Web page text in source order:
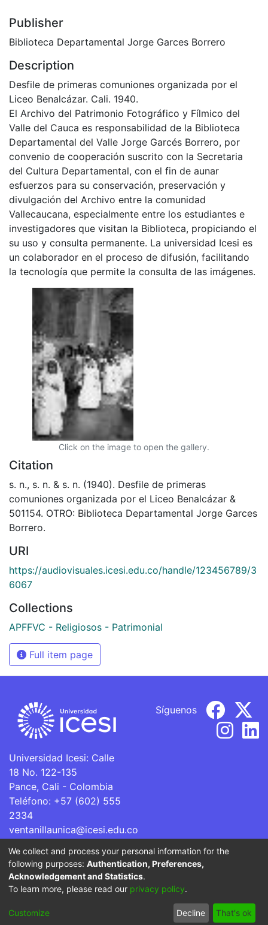
Publisher
Biblioteca Departamental Jorge Garces Borrero
Description
Desfile de primeras comuniones organizada por el
Liceo Benalcázar. Cali. 1940.
El Archivo del Patrimonio Fotográfico y Fílmico del
Valle del Cauca es responsabilidad de la Biblioteca
Departamental del Valle Jorge Garcés Borrero, por
convenio de cooperación suscrito con la Secretaria
del Cultura Departamental, con el fin de aunar
esfuerzos para su conservación, preservación y
divulgación del Archivo entre la comunidad
Vallecaucana, especialmente entre los estudiantes e
investigadores que visitan la Biblioteca, propiciando el
su uso y consulta permanente. La universidad Icesi es
un colaborador en el proceso de difusión, facilitando
la tecnología que permite la consulta de las imágenes.
Click on the image to open the gallery.
Citation
s. n., s. n. & s. n. (1940). Desfile de primeras
comuniones organizada por el Liceo Benalcázar &
501154. OTRO: Biblioteca Departamental Jorge Garces
Borrero.
URI
https://audiovisuales.icesi.edu.co/handle/123456789/3
6067
Collections
APFFVC - Religiosos - Patrimonial
Full item page
Universidad Icesi: Calle
18 No. 122-135
Pance, Cali - Colombia
Teléfono: +57 (602) 555
2334
ventanillaunica@icesi.edu.co
Síguenos
La Universidad Icesi es una Institución de Educación
Superior que se encuentra sujeta a inspección y vigilancia
por parte del Ministerio de Educación Nacional.
Cookie
End User
Agreement
Send
Feedback
We collect and process your personal information for the
following purposes: Authentication, Preferences,
Acknowledgement and Statistics.
To learn more, please read our privacy policy.
Customize Decline That's ok